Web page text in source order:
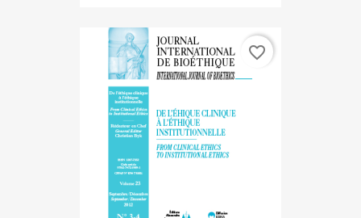
favorite_border